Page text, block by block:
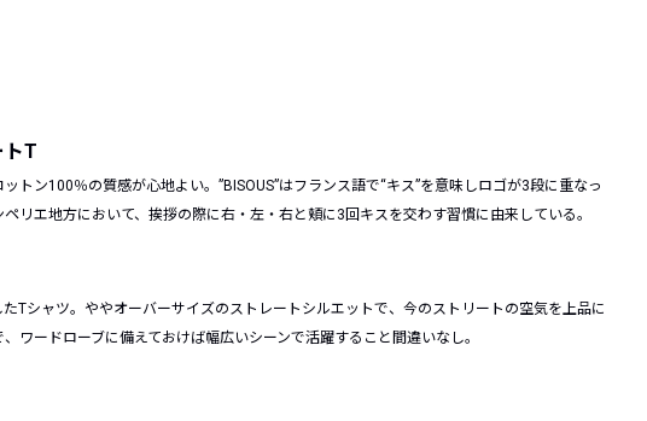
トT
トン100％の質感が心地よい。 ”BISOUS”はフランス語で“キス”を意味しロゴが3段に重なっ
リエ地方において、挨拶の際に右・左・右と頬に3回キスを交わす習慣に由来している。
Tシャツ。ややオーバーサイズのストレートシルエットで、今のストリートの空気を上品に
ワードローブに備えておけば幅広いシーンで活躍すること間違いなし。